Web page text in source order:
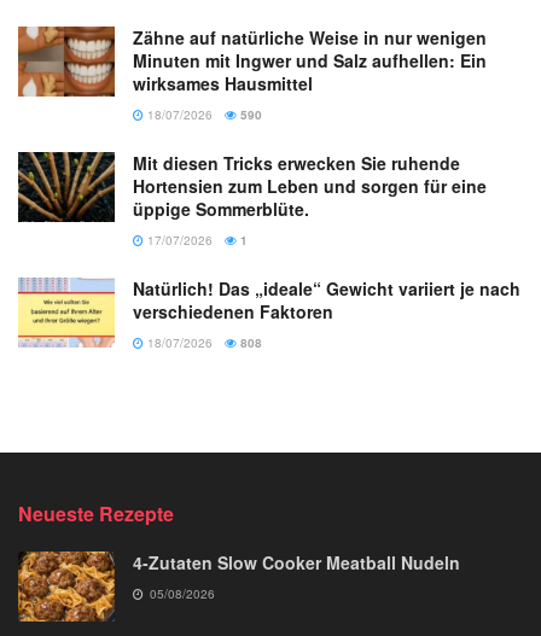
Zähne auf natürliche Weise in nur wenigen
Minuten mit Ingwer und Salz aufhellen: Ein
wirksames Hausmittel
18/07/2026 590
Mit diesen Tricks erwecken Sie ruhende
Hortensien zum Leben und sorgen für eine
üppige Sommerblüte.
17/07/2026 1
Natürlich! Das „ideale“ Gewicht variiert je nach
verschiedenen Faktoren
18/07/2026 808
Neueste Rezepte
4-Zutaten Slow Cooker Meatball Nudeln
05/08/2026